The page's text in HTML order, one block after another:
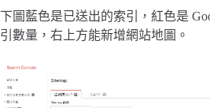
下圖藍色是已送出的索引，紅色是
引數量，右上方能新增網站地圖。